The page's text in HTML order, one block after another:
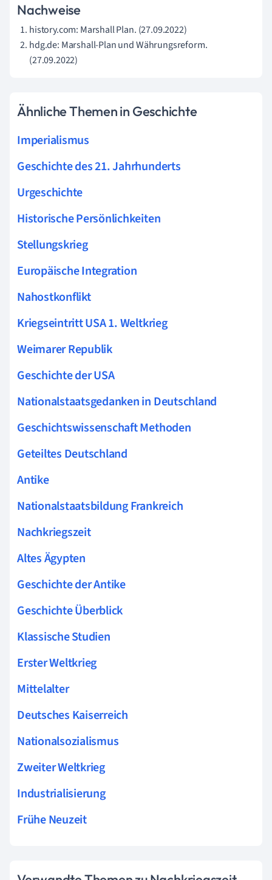
Nachweise
history.com: Marshall Plan. (27.09.2022)
hdg.de: Marshall-Plan und Währungsreform.
(27.09.2022)
Ähnliche Themen in Geschichte
Imperialismus
Geschichte des 21. Jahrhunderts
Urgeschichte
Historische Persönlichkeiten
Stellungskrieg
Europäische Integration
Nahostkonflikt
Kriegseintritt USA 1. Weltkrieg
Weimarer Republik
Geschichte der USA
Nationalstaatsgedanken in Deutschland
Geschichtswissenschaft Methoden
Geteiltes Deutschland
Antike
Nationalstaatsbildung Frankreich
Nachkriegszeit
Altes Ägypten
Geschichte der Antike
Geschichte Überblick
Klassische Studien
Erster Weltkrieg
Mittelalter
Deutsches Kaiserreich
Nationalsozialismus
Zweiter Weltkrieg
Industrialisierung
Frühe Neuzeit